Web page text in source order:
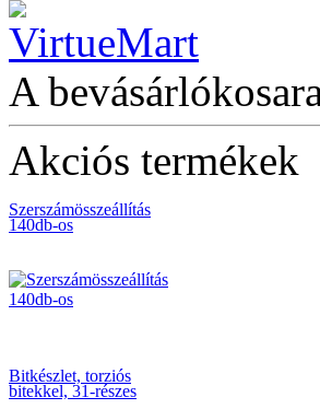
A
Akciós termékek
BAHCO 4db-os
Racsnis csillag-
csillagkulcs készlet.
Szerszámösszeállítás
140db-os
Bitkészlet, torziós
bitekkel, 31-részes